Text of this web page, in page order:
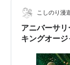
こしのり漫
アニバーサ
キングオージ